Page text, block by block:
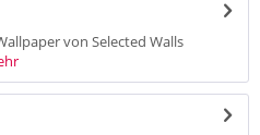
von Selected Walls